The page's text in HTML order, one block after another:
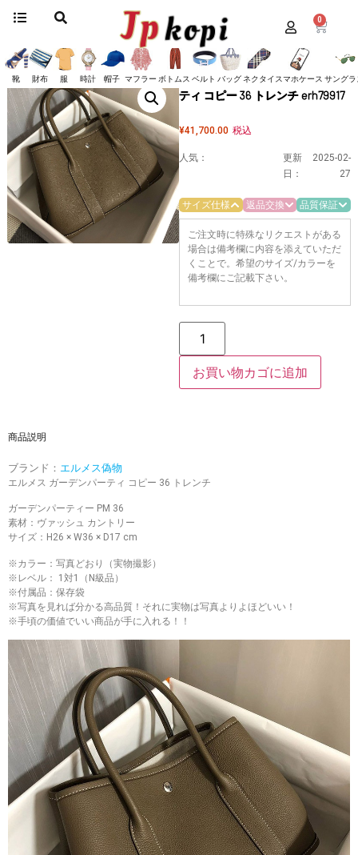
0
靴 財布 服 時計 帽子 マフラー ボトムス ベルト バッグネクタイ スマホケース サング
ホーム バッグ /ガーデンパーティー / 《大人気》エルメス ガーデ
ンパーティ コピー 36 トレンチ erh79917
《大人気》エルメス ガーデンパー
ティ コピー 36 トレンチ erh79917
¥41,700.00 税込
人気：
更新
日：
2025-02-
27
サイズ仕様 返品交換 品質保証
ご注文時に特殊なリクエストがある
場合は備考欄に内容を添えていただ
くことで。希望のサイズ/カラーを
備考欄にご記載下さい。
お買い物カゴに追加
商品説明
ブランド： エルメス偽物
エルメス ガーデンパーティ コピー 36 トレンチ
ガーデンパーティー PM 36
素材：ヴァッシュ カントリー
サイズ：H26 × W36 × D17 cm
※カラー：写真どおり（実物撮影）
※レベル： 1対1（N級品）
※付属品：保存袋
※写真を見れば分かる高品質！それに実物は写真よりよほどいい！
※手頃の価値でいい商品が手に入れる！！